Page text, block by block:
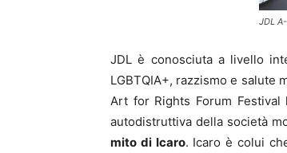
JDL
JDL è conosciuta a livello
LGBTQIA+, razzismo e
Art for Rights Forum Festival
autodistruttiva della società
mito di Icaro. Icaro è colui